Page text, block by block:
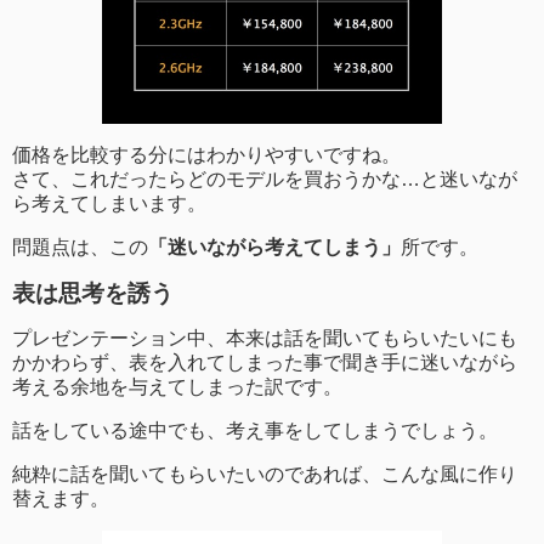
価格を比較する分にはわかりやすいですね。
さて、これだったらどのモデルを買おうかな…と迷いなが
ら考えてしまいます。
問題点は、この 「迷いながら考えてしまう」 所です。
表は思考を誘う
プレゼンテーション中、本来は話を聞いてもらいたいにも
かかわらず、表を入れてしまった事で聞き手に迷いながら
考える余地を与えてしまった訳です。
話をしている途中でも、考え事をしてしまうでしょう。
純粋に話を聞いてもらいたいのであれば、こんな風に作り
替えます。